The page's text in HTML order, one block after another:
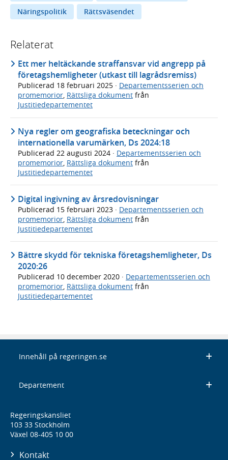
Näringspolitik
Rättsväsendet
Relaterat
Ett mer heltäckande straffansvar vid angrepp på
företagshemligheter (utkast till lagrådsremiss)
Publicerad 18 februari 2025 · Departementsserien och
promemorior, Rättsliga dokument från
Justitiedepartementet
Nya regler om geografiska beteckningar och
internationella varumärken, Ds 2024:18
Publicerad 22 augusti 2024 · Departementsserien och
promemorior, Rättsliga dokument från
Justitiedepartementet
Digital ingivning av årsredovisningar
Publicerad 15 februari 2023 · Departementsserien och
promemorior Rättsliga dokument från
Justitiedepartementet
Bättre skydd för tekniska företags­hemligheter, Ds
2020:26
Publicerad 10 december 2020 · Departementsserien och
promemorior, Rättsliga dokument från
Justitiedepartementet
Innehåll på regeringen.se
Departement
Regeringskansliet
103 33 Stockholm
Växel 08-405 10 00
Kontakt